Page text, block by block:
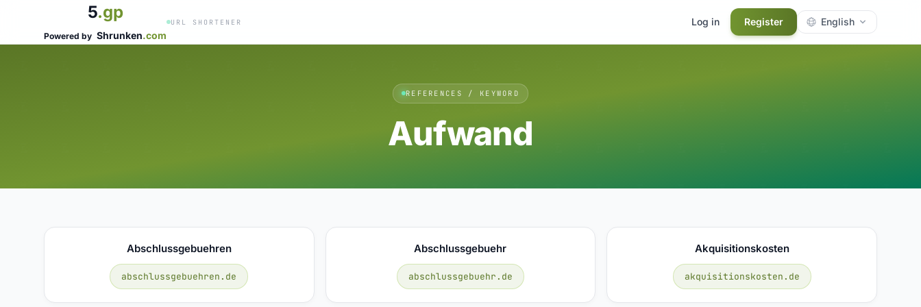
5.gp
Powered by Shrunken.com
URL SHORTENER Log in Register English
REFERENCES / KEYWORD
Aufwand
Abschlussgebuehren
abschlussgebuehren.de
Abschlussgebuehr
abschlussgebuehr.de
Akquisitionskosten
akquisitionskosten.de